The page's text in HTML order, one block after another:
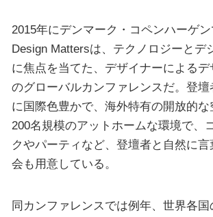
2015年にデンマーク・コペンハーゲ
Design Mattersは、テクノロジーとデ
に焦点を当てた、デザイナーによる
のグローバルカンファレンスだ。登壇
に国際色豊かで、海外特有の開放的な
200名規模のアットホームな環境で、
クやパーティなど、登壇者と自然に
会も用意している。
同カンファレンスでは例年、世界各